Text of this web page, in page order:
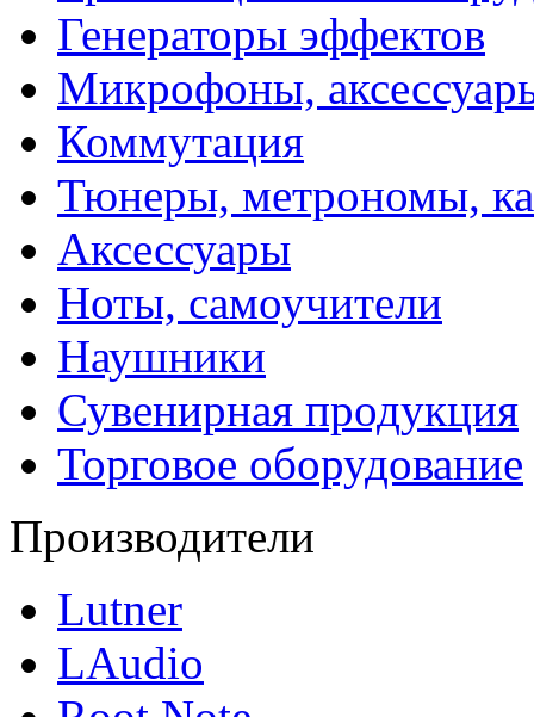
Генераторы эффектов
Микрофоны,
Коммутация
Тюнеры, метрономы,
Аксессуары
Ноты, самоучители
Наушники
Сувенирная продукция
Торговое оборудование
Производители
Lutner
LAudio